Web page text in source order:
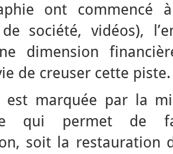
ont commencé
société, vidéos),
dimension
de creuser cette piste.
est marquée par la
qui permet de
soit la restauration